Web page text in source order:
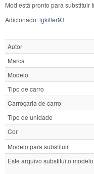
Mod está pronto para substituir
Adicionado:lgkiller93
Autor
Marca
Modelo
Tipo de carro
Carroçaria de carro
Tipo de unidade
Cor
Modelo para substituir
Este arquivo substitui o modelo